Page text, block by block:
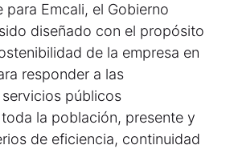
para Emcali, el Gobierno
diseñado con el propósito
de la empresa en
responder a las
públicos
la población, presente y
de eficiencia, continuidad